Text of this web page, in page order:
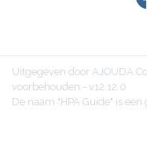
Uitgegeven door
voorbehouden - v12.12.0
De naam "HPA Guide" is